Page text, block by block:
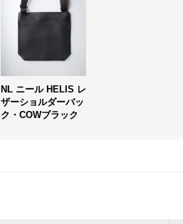
NL ニール HELIS レ
ザーショルダーバッ
ク・COWブラック